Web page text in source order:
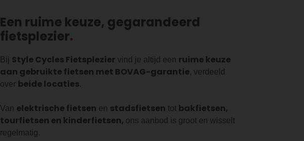
Een ruime keuze, gegarandeerd
fietsplezier
Bij Style Cycles Fietsplezier vind je altijd een ruime keuze
aan gebruikte fietsen met BOVAG-garantie, verdeeld
over beide locaties.
Van elektrische fietsen en stadsfietsen tot bakfietsen,
tourfietsen en kinderfietsen, ons aanbod is groot en wisselt
regelmatig.